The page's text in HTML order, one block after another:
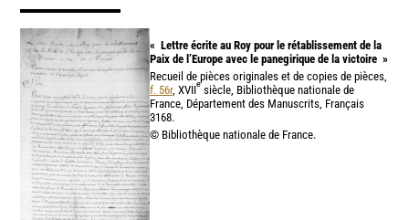
« Lettre écrite au Roy pour le rétablissement de la
Paix de l’Europe avec le panegirique de la victoire »
Recueil de pièces originales et de copies de pièces,
f. 56r, XVIIe siècle, Bibliothèque nationale de
France, Département des Manuscrits, Français
3168.
© Bibliothèque nationale de France.